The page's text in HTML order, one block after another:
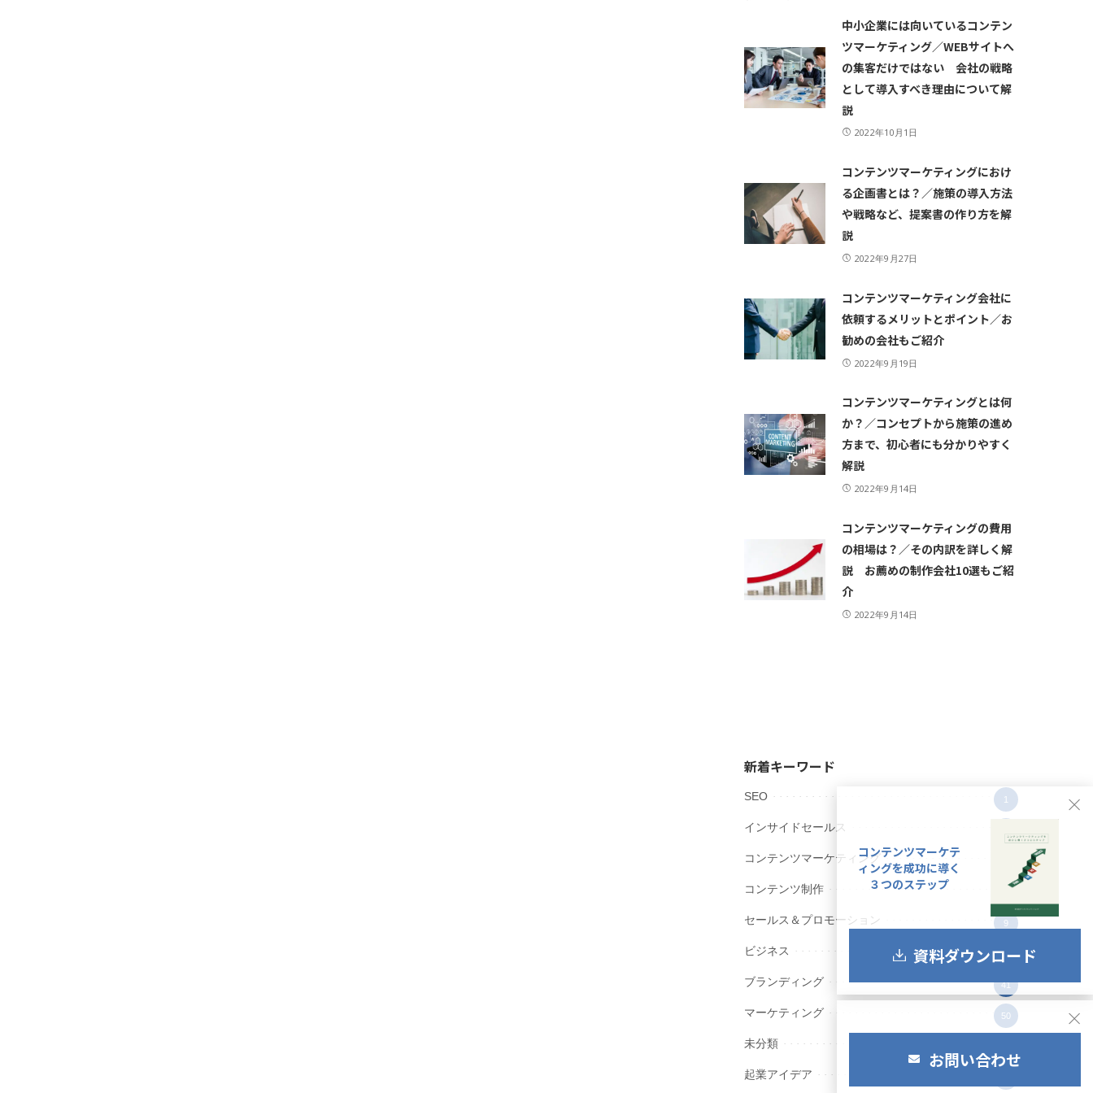
中小企業には向いているコンテン
ツマーケティング／WEBサイトへ
の集客だけではない 会社の戦略
として導入すべき理由について解
説
2022年10月1日
コンテンツマーケティングにおけ
る企画書とは？／施策の導入方法
や戦略など、提案書の作り方を解
説
2022年9月27日
コンテンツマーケティング会社に
依頼するメリットとポイント／お
勧めの会社もご紹介
2022年9月19日
コンテンツマーケティングとは何
か？／コンセプトから施策の進め
方まで、初心者にも分かりやすく
解説
2022年9月14日
コンテンツマーケティングの費用
の相場は？／その内訳を詳しく解
説 お薦めの制作会社10選もご紹
介
2022年9月14日
新着キーワード
SEO 1
インサイドセールス
コンテンツマーケティング
コンテンツ制作
セールス＆プロモーション 9
ビジネス 12
ブランディング 41
マーケティング 50
未分類
起業アイデア
コンテンツマーケテ
ィングを成功に導く
３つのステップ
資料ダウンロード
お問い合わせ